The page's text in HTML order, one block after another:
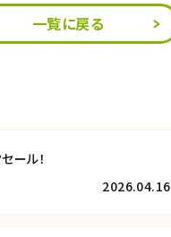
一覧に戻る
ール！
2026.04.16